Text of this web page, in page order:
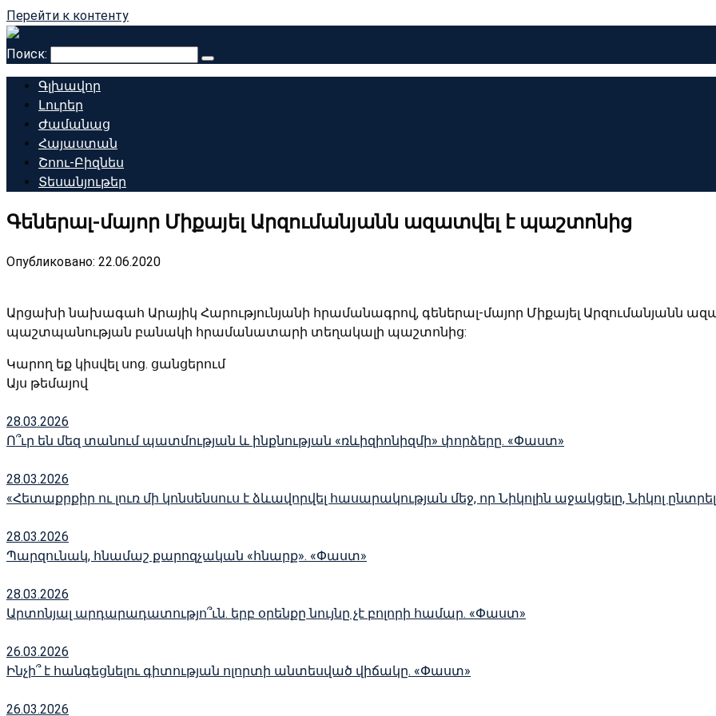
Перейти к контенту
Поиск:
Գլխավոր
Լուրեր
Ժամանաց
Հայաստան
Շոու-Բիզնես
Տեսանյութեր
Գեներալ-մայոր Միքայել Արզումանյանն ազատվել է պաշտոնից
Опубликовано: 22.06.2020
Արցախի նախագահ Արայիկ Հարությունյանի հրամանագրով, գեներալ-մայոր Միքայել Արզումանյանն
պաշտպանության բանակի հրամանատարի տեղակալի պաշտոնից:
Կարող եք կիսվել սոց․ ցանցերում
Այս թեմայով
28.03.2026
Ո՞ւր են մեզ տանում պատմության և ինքնության «ռևիզիոնիզմի» փորձերը. «Փաստ»
28.03.2026
«Հետաքրքիր ու լուռ մի կոնսենսուս է ձևավորվել հասարակության մեջ, որ Նիկոլին աջակցելը, Նիկոլ
28.03.2026
Պարզունակ, հնամաշ քարոզչական «հնարք». «Փաստ»
28.03.2026
Արտոնյալ արդարադատությո՞ւն. երբ օրենքը նույնը չէ բոլորի համար. «Փաստ»
26.03.2026
Ինչի՞ է հանգեցնելու գիտության ոլորտի անտեսված վիճակը. «Փաստ»
26.03.2026